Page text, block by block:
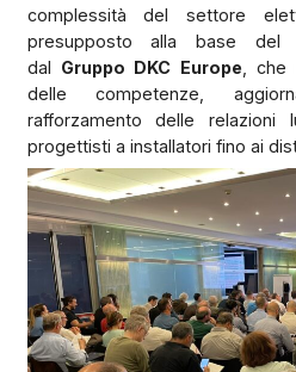
complessità del settore
presupposto alla base del
dal Gruppo DKC Europe ,
delle competenze,
rafforzamento delle
progettisti a installatori fino ai